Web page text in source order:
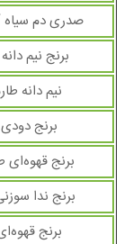
صدری دم سیاه
برنج نیم
نیم دانه
برنج
برنج
برنج ندا
برنج